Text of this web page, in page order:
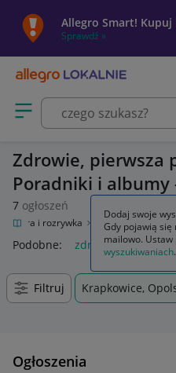
Allegro Smart! Kupuj
Sprawdź »
Otwórz menu z kategoriami
Zdrowie, pierwsza
Poradniki i albumy
7 ogłoszeń
Kultura i rozrywka Książki
Podobne: zdrowie pierwsza
Filtruj Krapkowice,
Ogłoszenia
Dodaj swoje
Gdy pojawią się
mailowo.
wyszukiwaniach.